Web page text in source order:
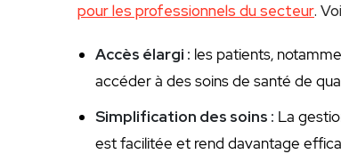
pour les professionnels du secteur.
Accès élargi : les patients,
‌accéder à des soins​ de santé de
Simplification des soins : La
est facilitée et rend davantage